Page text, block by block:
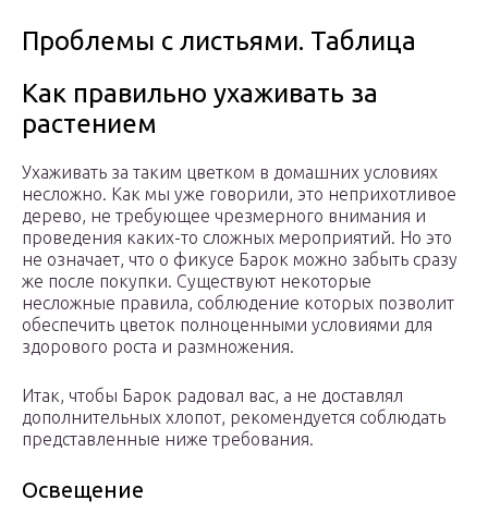
Проблемы с листьями. Таблица
Как правильно ухаживать за
растением
Ухаживать за таким цветком в домашних условиях
несложно. Как мы уже говорили, это неприхотливое
дерево, не требующее чрезмерного внимания и
проведения каких-то сложных мероприятий. Но это
не означает, что о фикусе Барок можно забыть сразу
же после покупки. Существуют некоторые
несложные правила, соблюдение которых позволит
обеспечить цветок полноценными условиями для
здорового роста и размножения.
Итак, чтобы Барок радовал вас, а не доставлял
дополнительных хлопот, рекомендуется соблюдать
представленные ниже требования.
Освещение